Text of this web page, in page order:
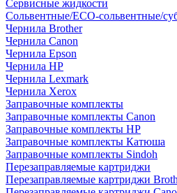
Сервисные жидкости
Сольвентные/ECO-сольвентные/
Чернила Brother
Чернила Canon
Чернила Epson
Чернила HP
Чернила Lexmark
Чернила Xerox
Заправочные комплекты
Заправочные комплекты Canon
Заправочные комплекты HP
Заправочные комплекты Катюша
Заправочные комплекты Sindoh
Перезаправляемые картриджи
Перезаправляемые картриджи